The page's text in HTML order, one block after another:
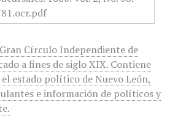
Círculo Independiente de
a fines de siglo XIX. Contiene
estado político de Nuevo León,
e información de políticos y